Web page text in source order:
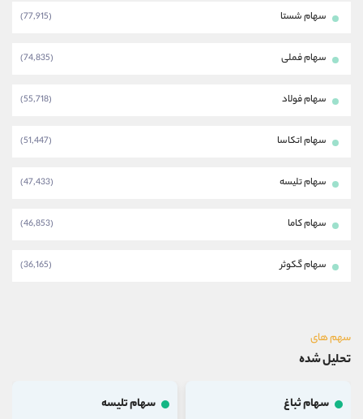
سهام شستا (77,915)
سهام فملی (74,835)
سهام فولاد (55,718)
سهام اتکاسا (51,447)
سهام تلیسه (47,433)
سهام کاما (46,853)
سهام گکوثر (36,165)
سهم های
تحلیل شده
سهام ثباغ سهام تلیسه